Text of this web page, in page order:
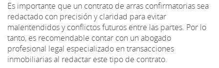
Es importante que un contrato de arras confirmatorias sea
redactado con precisión y claridad para evitar
malentendidos y conflictos futuros entre las partes. Por lo
tanto, es recomendable contar con un abogado
profesional legal especializado en transacciones
inmobiliarias al redactar este tipo de contrato.